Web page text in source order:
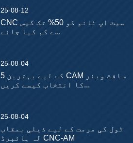
25-08-12
CNC سیٹ اپ ٹائم کو 50% تک کیس
ے کم کیا جائے...
25-08-04
5 کے لیے بہترین CAM سافٹ ویئر
کا انتخاب کیسے کریں...
25-08-04
ٹول کی مرمت کے لیے ذیلی بمقاب
لہ ہائبرڈ CNC-AM